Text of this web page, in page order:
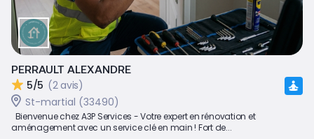
PERRAULT ALEXANDRE
5/5 (2 avis)
St-martial (33490)
Bienvenue chez A3P Services - Votre expert en rénovation et
aménagement avec un service clé en main ! Fort de...